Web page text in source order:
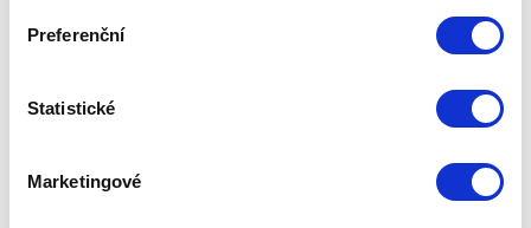
Preferenční
Statistické
Marketingové